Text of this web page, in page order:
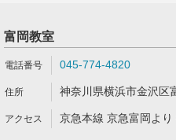
富岡教室
045-774-4820
神奈川県横浜市金沢区
京急本線 京急富岡よ